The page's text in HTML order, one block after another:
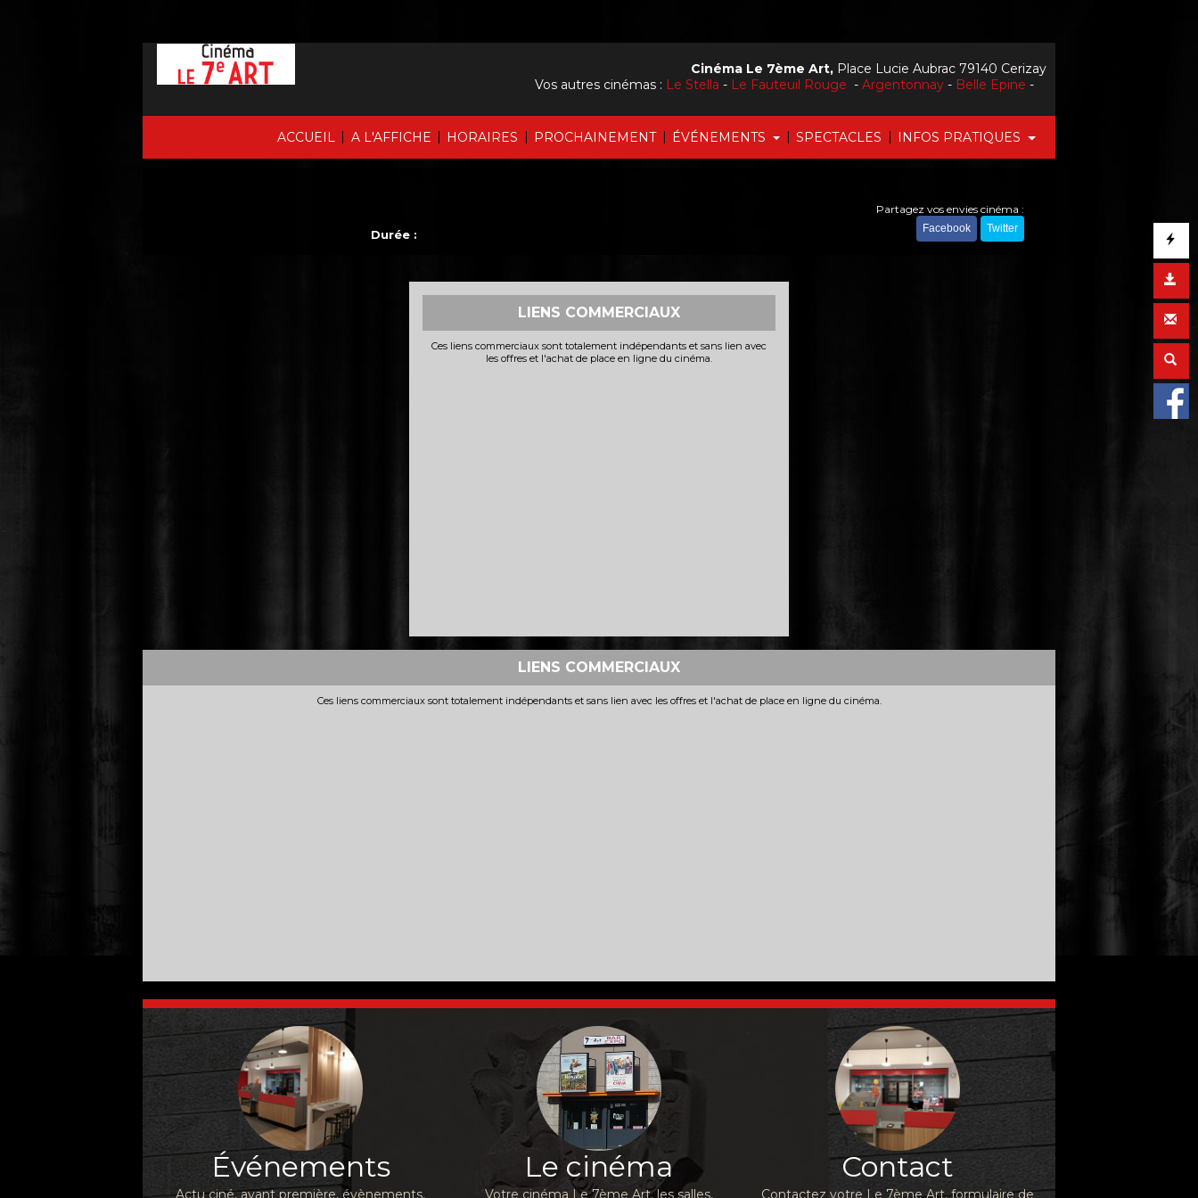
ACCUEIL | A L'AFFICHE | HORAIRES | PROCHAINEMENT | ÉVÉNEMENTS | SPECTACLES | INFOS PRATIQUES
Cinéma Le 7ème Art, Place Lucie Aubrac 79140 Cerizay
Vos autres cinémas : Le Stella - Le Fauteuil Rouge - Argentonnay - Belle Epine -
Durée :
Partagez vos envies cinéma :
Facebook Twitter
LIENS COMMERCIAUX
Ces liens commerciaux sont totalement indépendants et sans lien avec
les offres et l'achat de place en ligne du cinéma.
LIENS COMMERCIAUX
Ces liens commerciaux sont totalement indépendants et sans lien avec les offres et l'achat de place en ligne du cinéma.
Événements
Actu ciné, avant première, évènements,
Le cinéma
Votre cinéma Le 7ème Art, les salles,
Contact
Contactez votre Le 7ème Art, formulaire de